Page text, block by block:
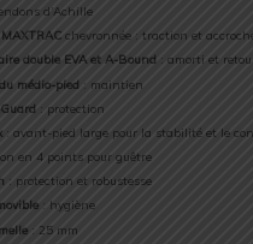
d’Achille
MAXTRACchevronnée : traction et
double EVA et A-Bound : amorti et
médio-pied
: maintien
: protection
: avant-pied large pour la stabilité et le
en 4 points pour guêtre
: protection et robustesse
: hygiène
: 25 mm